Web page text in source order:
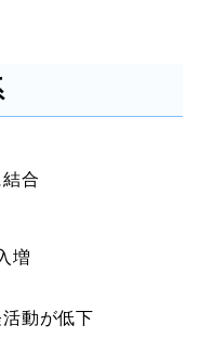
合
増
動が低下